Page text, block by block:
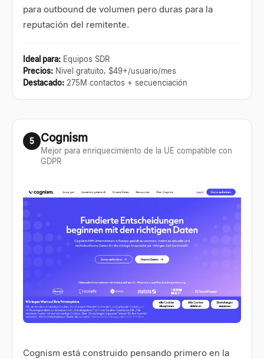
para outbound de volumen pero duras para la
reputación del remitente.
Ideal para: Equipos SDR
Precios: Nivel gratuito, $49+/usuario/mes
Destacado: 275M contactos + secuenciación
5 Cognism
Mejor para enriquecimiento de la UE compatible con
GDPR
Cognism está construido pensando primero en la